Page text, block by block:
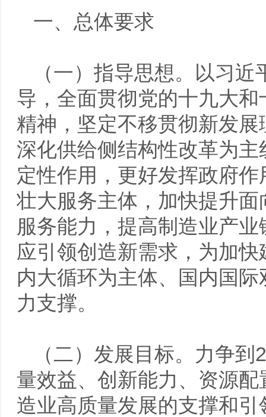
一、总体要求
（一）指导思想。以习
导，全面贯彻党的十九大
精神，坚定不移贯彻新发
深化供给侧结构性改革为
定性作用，更好发挥政府
壮大服务主体，加快提升
服务能力，提高制造业产
应引领创造新需求，为加
内大循环为主体、国内国
力支撑。
（二）发展目标。力争
量效益、创新能力、资源
造业高质量发展的支撑和